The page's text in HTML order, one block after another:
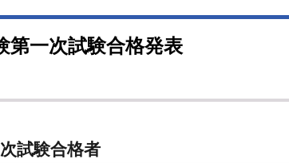
第一次試験合格発表
試験合格者